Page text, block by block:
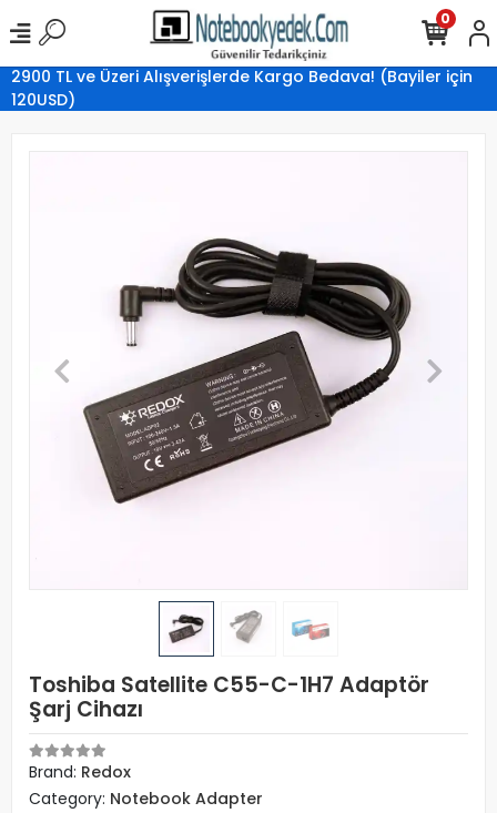
2900 TL ve Üzeri Alışverişlerde Kargo Bedava! (Bayiler için
120USD)
0
Toshiba Satellite C55-C-1H7 Adaptör
Şarj Cihazı
Brand: Redox
Category: Notebook Adapter